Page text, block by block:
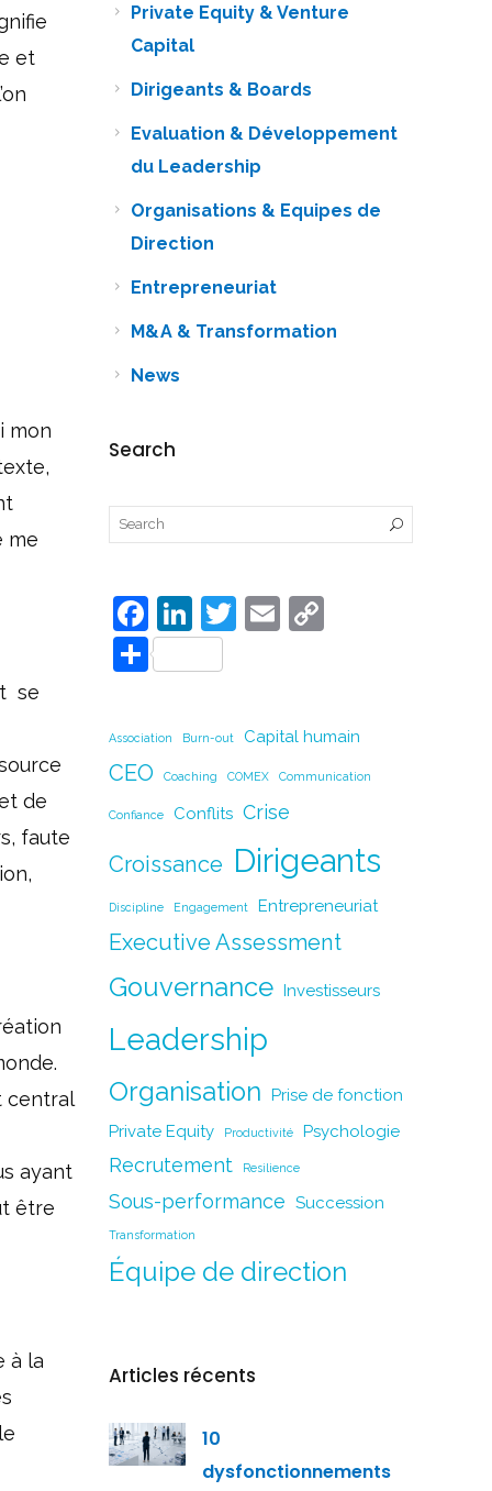
et
mon
me
se
de
faute
central
ayant
être
à la
Private Equity & Venture
Capital
Dirigeants & Boards
Evaluation & Développement
du Leadership
Organisations & Equipes de
Direction
Entrepreneuriat
M&A & Transformation
News
Search
F
a
c
b
o
o
k
Li
n
k
dI
n
T E C
Li
n
P
ta
g
er
Association Burn-out Capital humain
CEO Coaching COMEX Communication
Confiance Conflits Crise
Croissance Dirigeants
Discipline Engagement Entrepreneuriat
Executive Assessment
Gouvernance Investisseurs
Leadership
Organisation Prise de fonction
Private Equity
Productivité Psychologie
Recrutement Resilience
Sous-performance Succession
Transformation
Équipe de direction
Articles récents
10
dysfonctionnements